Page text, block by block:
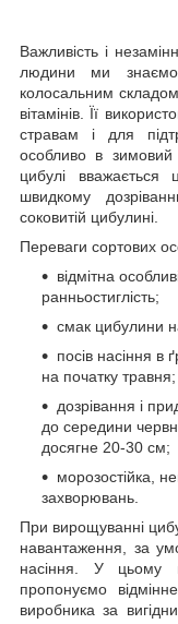
Важливість і
людини ми
колосальним
вітамінів. Її
стравам і для
особливо в зимовий
цибулі
швидкому
соковитій цибулині.
Переваги сортових
відмітна
ранньостиглість;
смак цибулини
посів насіння в
на початку травня;
дозрівання і
до середини
досягне 20-30 см;
морозостійка,
захворювань.
При вирощуванні
навантаження, за
насіння. У цьому
пропонуємо
виробника за